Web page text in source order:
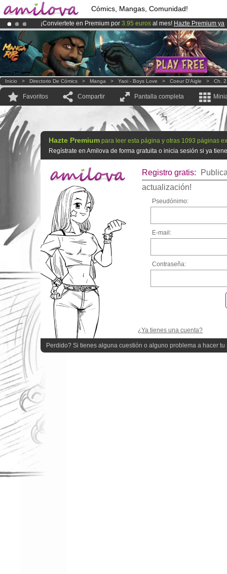
Cómics, Mangas, Comunidad!
¡Conviertete en Premium por 3.95 euros al mes! Hazte Premium ya
¡El Kickstarter Amilova está desormado lanzado!.
¡Ya tenemos 100000miembrosy 1000 Cómics y Mangas!.
Inicio > Directorio De Cómics > Manga > Yaoi - Boys Love > Coeur D'Aigle > Ch. 2
Favoritos Compartir Pantalla completa
Hazte Premium para leer esta página y otras 1093 páginas
Regístrate en Amilova de forma gratuita o inicia sesión si ya
Registro gratis:
actualización!
Pseudónimo:
E-mail:
Contraseña:
¿Ya tienes una cuenta?
Perdido? Si tienes alguna cuestión o alguno problema a hacer